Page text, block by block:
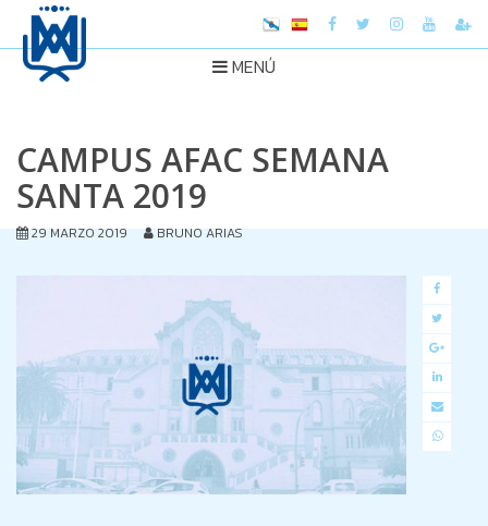
MENÚ
CAMPUS AFAC SEMANA
SANTA 2019
29 MARZO 2019 BRUNO ARIAS